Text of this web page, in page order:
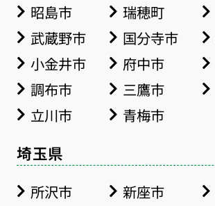
昭島市
瑞穂町
武蔵野市
国分寺市
小金井市
府中市
調布市
三鷹市
立川市
青梅市
埼玉県
所沢市 新座市